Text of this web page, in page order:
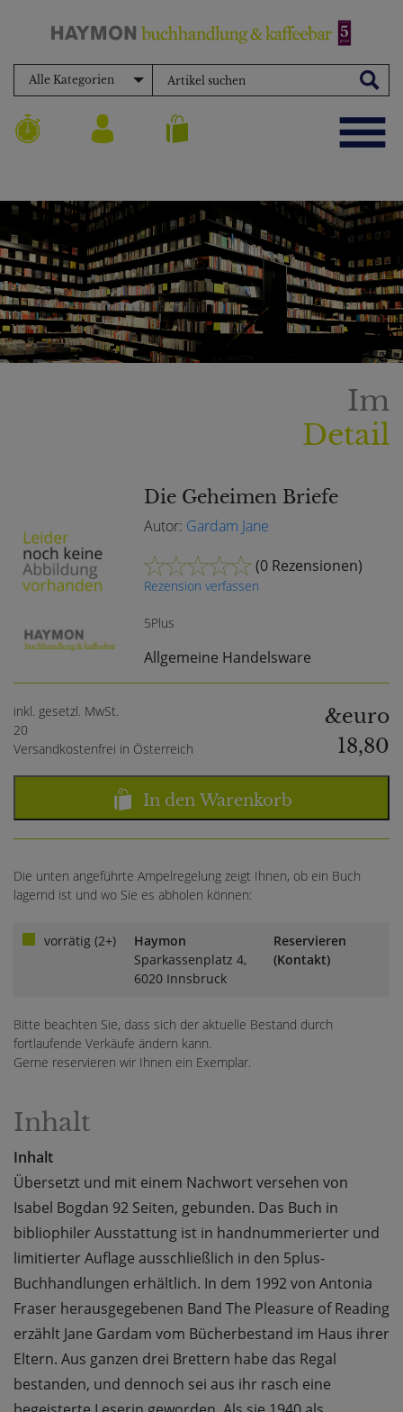
Alle Kategorien
Im
Detail
Die Geheimen Briefe
Autor: Gardam Jane
(0 Rezensionen)
Rezension verfassen
5Plus
Allgemeine Handelsware
inkl. gesetzl. MwSt.
20
Versandkostenfrei in Österreich
&euro
18,80
In den Warenkorb
Die unten angeführte Ampelregelung zeigt Ihnen, ob ein Buch
lagernd ist und wo Sie es abholen können:
vorrätig (2+)
Haymon
Sparkassenplatz 4,
6020 Innsbruck
Reservieren
(Kontakt)
Bitte beachten Sie, dass sich der aktuelle Bestand durch
fortlaufende Verkäufe ändern kann.
Gerne reservieren wir Ihnen ein Exemplar.
Inhalt
Inhalt
Übersetzt und mit einem Nachwort versehen von
Isabel Bogdan 92 Seiten, gebunden. Das Buch in
bibliophiler Ausstattung ist in handnummerierter und
limitierter Auflage ausschließlich in den 5plus-
Buchhandlungen erhältlich. In dem 1992 von Antonia
Fraser herausgegebenen Band The Pleasure of Reading
erzählt Jane Gardam vom Bücherbestand im Haus ihrer
Eltern. Aus ganzen drei Brettern habe das Regal
bestanden, und dennoch sei aus ihr rasch eine